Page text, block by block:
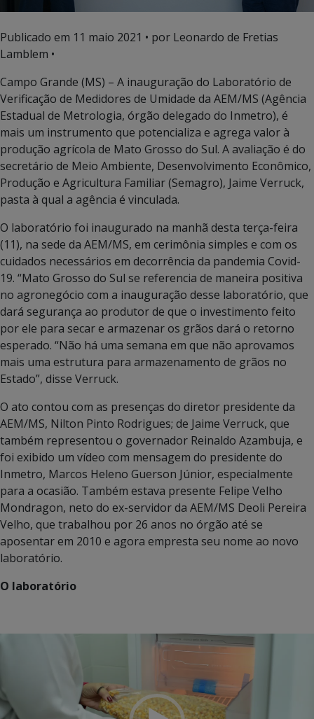
Publicado em 11 maio 2021 • por Leonardo de Fretias
Lamblem •
Campo Grande (MS) – A inauguração do Laboratório de
Verificação de Medidores de Umidade da AEM/MS (Agência
Estadual de Metrologia, órgão delegado do Inmetro), é
mais um instrumento que potencializa e agrega valor à
produção agrícola de Mato Grosso do Sul. A avaliação é do
secretário de Meio Ambiente, Desenvolvimento Econômico,
Produção e Agricultura Familiar (Semagro), Jaime Verruck,
pasta à qual a agência é vinculada.
O laboratório foi inaugurado na manhã desta terça-feira
(11), na sede da AEM/MS, em cerimônia simples e com os
cuidados necessários em decorrência da pandemia Covid-
19. “Mato Grosso do Sul se referencia de maneira positiva
no agronegócio com a inauguração desse laboratório, que
dará segurança ao produtor de que o investimento feito
por ele para secar e armazenar os grãos dará o retorno
esperado. “Não há uma semana em que não aprovamos
mais uma estrutura para armazenamento de grãos no
Estado”, disse Verruck.
O ato contou com as presenças do diretor presidente da
AEM/MS, Nilton Pinto Rodrigues; de Jaime Verruck, que
também representou o governador Reinaldo Azambuja, e
foi exibido um vídeo com mensagem do presidente do
Inmetro, Marcos Heleno Guerson Júnior, especialmente
para a ocasião. Também estava presente Felipe Velho
Mondragon, neto do ex-servidor da AEM/MS Deoli Pereira
Velho, que trabalhou por 26 anos no órgão até se
aposentar em 2010 e agora empresta seu nome ao novo
laboratório.
O laboratório
Tocador